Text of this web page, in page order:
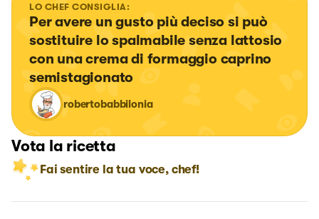
LO CHEF CONSIGLIA:
Per avere un gusto più deciso si può
sostituire lo spalmabile senza lattosio
con una crema di formaggio caprino
semistagionato
robertobabbilonia
Vota la ricetta
Fai sentire la tua voce, chef!